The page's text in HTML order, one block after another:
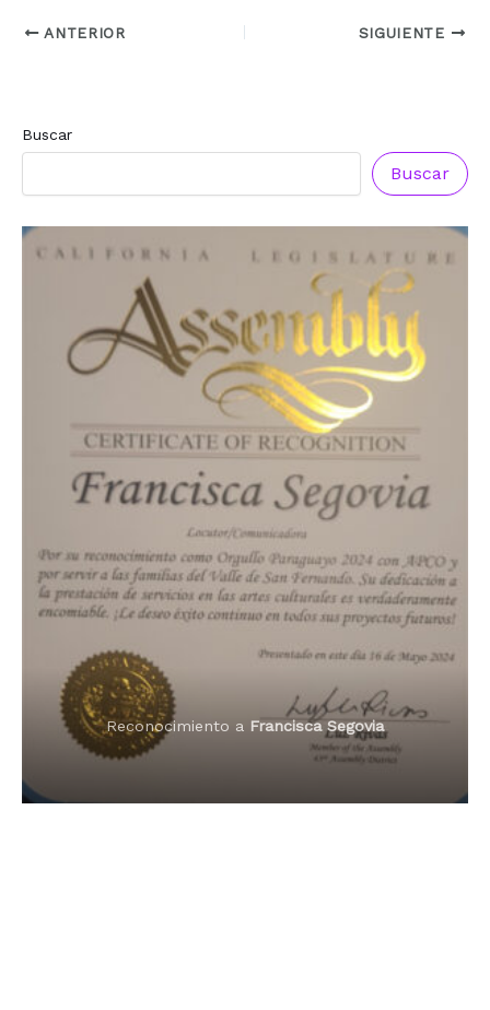
ANTERIOR SIGUIENTE
Buscar
Buscar
Reconocimiento a Francisca Segovia
Reconocimiento a
Reconocimiento a Radio Tribuna Abierta
Reconocimiento a
Premio Orgullo Paraguayo
Reconocimiento a Francisca Segovia